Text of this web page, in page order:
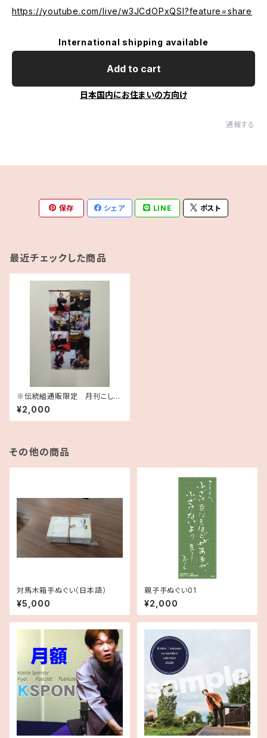
https://youtube.com/live/w3JCdOPxQSI?feature=share
International shipping available
Add to cart
日本国内にお住まいの方向け
通報する
保存 シェア LINE ポスト
最近チェックした商品
※伝統組通販限定 月刊こしら
用ファイル
¥2,000
その他の商品
対馬木箱手ぬぐい（日本語）
¥5,000
親子手ぬぐい01
¥2,000